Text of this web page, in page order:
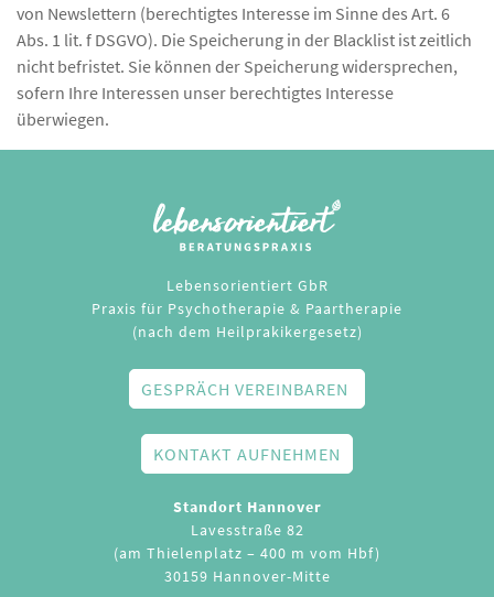
von Newslettern (berechtigtes Interesse im Sinne des Art. 6
Abs. 1 lit. f DSGVO). Die Speicherung in der Blacklist ist zeitlich
nicht befristet. Sie können der Speicherung widersprechen,
sofern Ihre Interessen unser berechtigtes Interesse
überwiegen.
Lebensorientiert GbR
Praxis für Psychotherapie & Paartherapie
(nach dem Heilprakikergesetz)
GESPRÄCH VEREINBAREN
KONTAKT AUFNEHMEN
Standort Hannover
Lavesstraße 82
(am Thielenplatz – 400 m vom Hbf)
30159 Hannover-Mitte